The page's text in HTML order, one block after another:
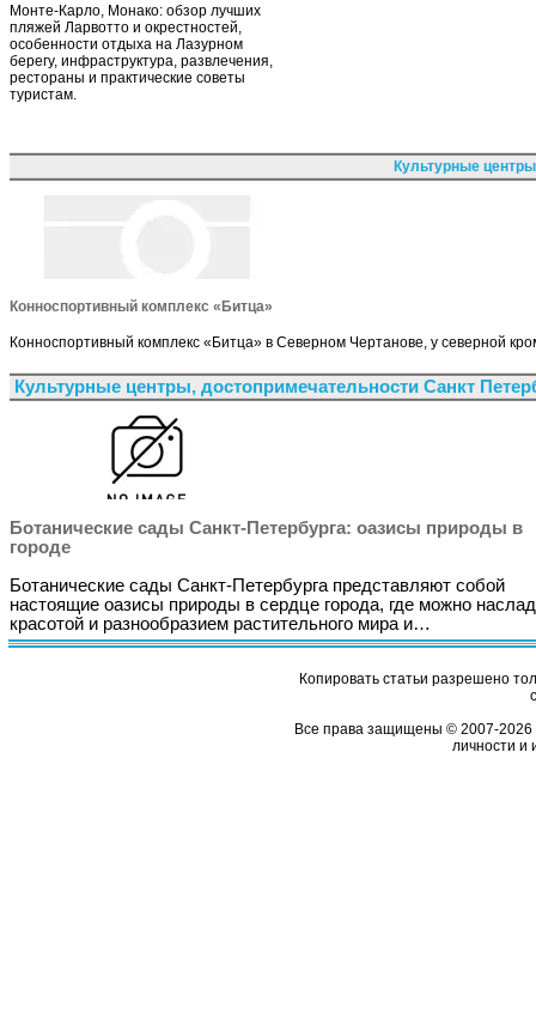
Монте-Карло, Монако: обзор лучших
пляжей Ларвотто и окрестностей,
особенности отдыха на Лазурном
берегу, инфраструктура, развлечения,
рестораны и практические советы
туристам.
Культурные
Конноспортивный комплекс «Битца»
Конноспортивный комплекс «Битца» в Северном Чертанове, у северной
Культурные центры, достопримечательности Санкт
Ботанические сады Санкт-Петербурга: оазисы природы в
городе
Ботанические сады Санкт-Петербурга представляют собой
настоящие оазисы природы в сердце города, где можно
красотой и разнообразием растительного мира и…
Копировать статьи разрешено
Все права защищены © 2007-2026
личности и